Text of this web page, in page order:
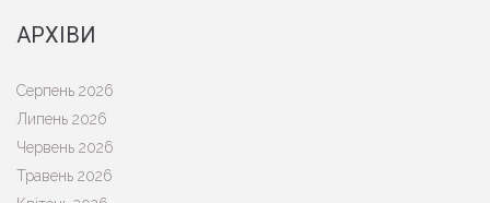
АРХІВИ
Серпень 2026
Липень 2026
Червень 2026
Травень 2026